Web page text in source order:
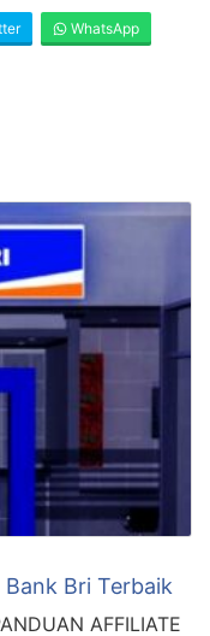
WhatsApp
Bri Terbaik
AFFILIATE